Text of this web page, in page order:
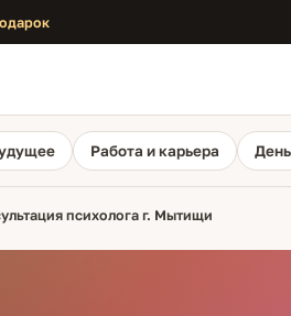
Работа и карьера
психолога г. Мытищи